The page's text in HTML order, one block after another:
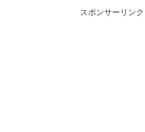
スポンサーリンク